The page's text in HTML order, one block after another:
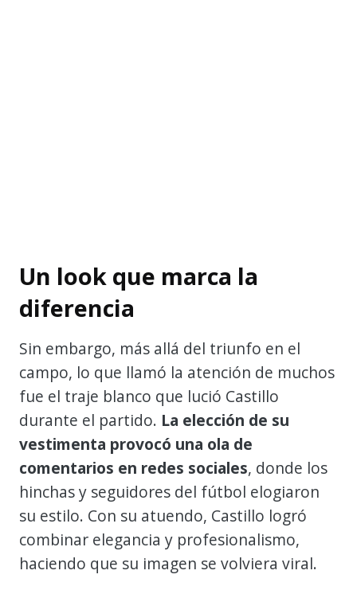
Un look que marca la
diferencia
Sin embargo, más allá del triunfo en el
campo, lo que llamó la atención de muchos
fue el traje blanco que lució Castillo
durante el partido. La elección de su
vestimenta provocó una ola de
comentarios en redes sociales, donde los
hinchas y seguidores del fútbol elogiaron
su estilo. Con su atuendo, Castillo logró
combinar elegancia y profesionalismo,
haciendo que su imagen se volviera viral.